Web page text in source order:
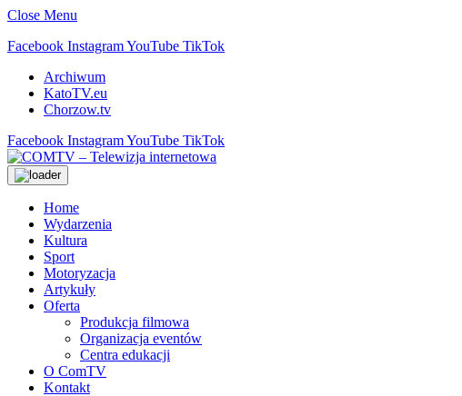
Close Menu
Facebook InstagramYouTube TikTok
Archiwum
KatoTV.eu
Chorzow.tv
Facebook InstagramYouTube TikTok
Home
Wydarzenia
Kultura
Sport
Motoryzacja
Artykuły
Oferta
Produkcja filmowa
Organizacja eventów
Centra edukacji
O ComTV
Kontakt